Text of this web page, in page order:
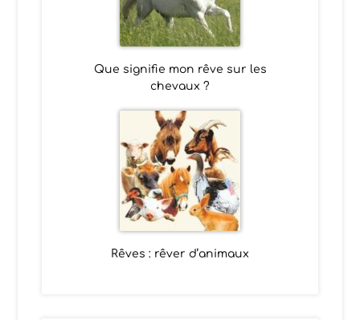
Que signifie mon rêve sur les
chevaux ?
Rêves : rêver d’animaux